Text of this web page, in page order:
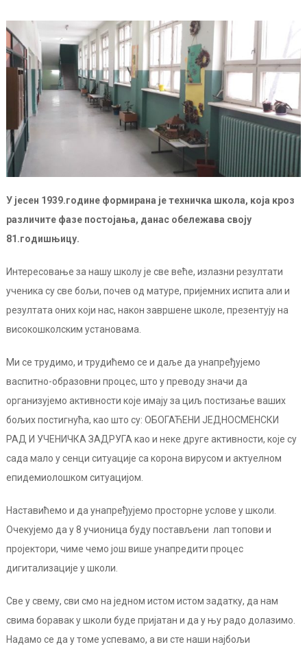
У јесен 1939.године формирана је техничка школа, која кроз
различите фазе постојања, данас обележава своју
81.годишњицу.
Интересовање за нашу школу је све веће, излазни резултати
ученика су све бољи, почев од матуре, пријемних испита али и
резултата оних који нас, након завршене школе, презентују на
високошколским установама.
Ми се трудимо, и трудићемо се и даље да унапређујемо
васпитно-образовни процес, што у преводу значи да
организујемо активности које имају за циљ постизање ваших
бољих постигнућа, као што су: ОБОГАЋЕНИ ЈЕДНОСМЕНСКИ
РАД И УЧЕНИЧКА ЗАДРУГА као и неке друге активности, које су
сада мало у сенци ситуације са корона вирусом и актуелном
епидемиолошком ситуацијом.
Наставићемо и да унапређујемо просторне услове у школи.
Очекујемо да у 8 учионица буду постављени лап топови и
пројектори, чиме чемо још више унапредити процес
дигитализације у школи.
Све у свему, сви смо на једном истом истом задатку, да нам
свима боравак у школи буде пријатан и да у њу радо долазимо.
Надамо се да у томе успевамо, а ви сте наши најбољи